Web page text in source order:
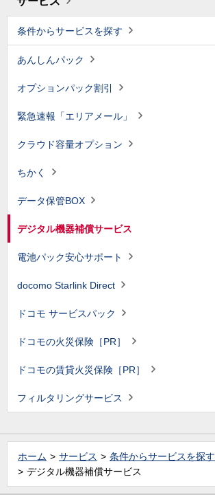
条件からサービスを探す
あんしんパック
オプションパック割引
緊急速報「エリアメール」
クラウド容量オプション
ちかく
データ保管BOX
デジタル機器補償サービス
電池パック安心サポート
docomo Starlink Direct
ドコモ サービスパック
ドコモの火災保険［PR］
ドコモの賃貸火災保険［PR］
フィルタリングサービス
ホーム サービス
条件からサービスを探す
デジタル機器補償サービス